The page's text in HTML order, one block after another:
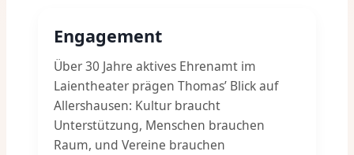
Engagement
Über 30 Jahre aktives Ehrenamt im
Laientheater prägen Thomas’ Blick auf
Allershausen: Kultur braucht
Unterstützung, Menschen brauchen
Raum, und Vereine brauchen